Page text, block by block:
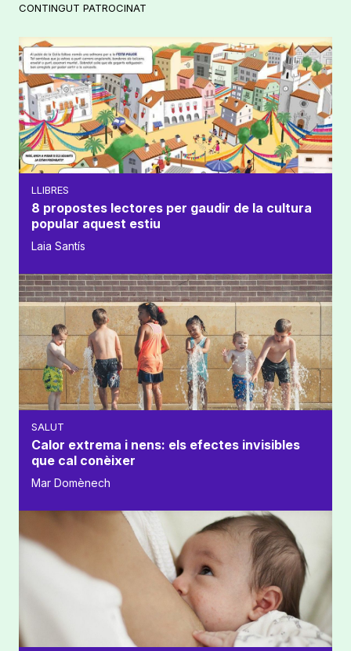
CONTINGUT PATROCINAT
LLIBRES
8 propostes lectores per gaudir de la cultura
popular aquest estiu
Laia Santís
SALUT
Calor extrema i nens: els efectes invisibles
que cal conèixer
Mar Domènech